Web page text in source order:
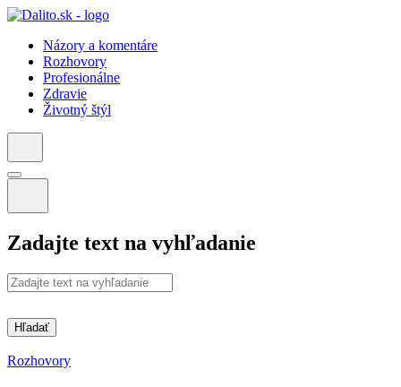
Názory a komentáre
Rozhovory
Profesionálne
Zdravie
Životný štýl
Zadajte text na vyhľadanie
Hľadať
Rozhovory